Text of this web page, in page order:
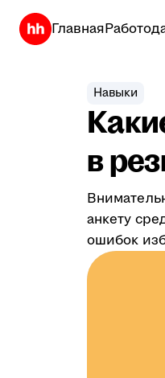
Главная
Навыки
в
анкету
ошибок